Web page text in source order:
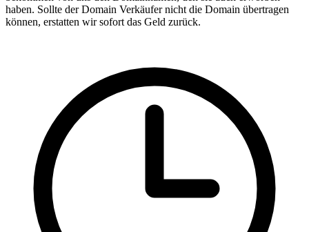
haben. Sollte der Domain Verkäufer nicht die Domain übertragen
können, erstatten wir sofort das Geld zurück.